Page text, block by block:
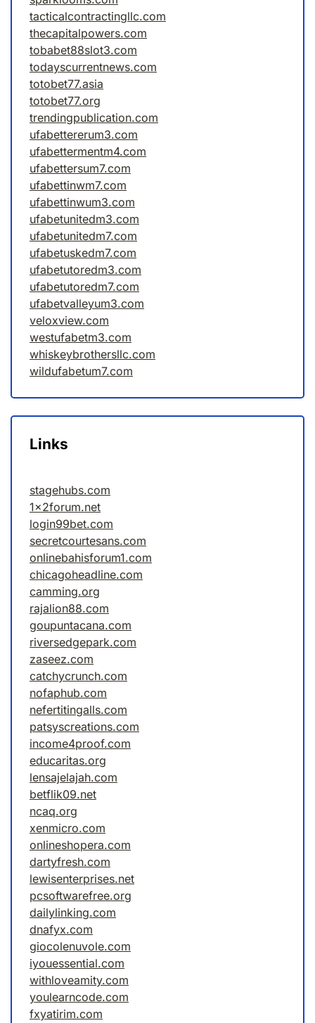
tacticalcontractingllc.com
thecapitalpowers.com
tobabet88slot3.com
todayscurrentnews.com
totobet77.asia
totobet77.org
trendingpublication.com
ufabettererum3.com
ufabettermentm4.com
ufabettersum7.com
ufabettinwm7.com
ufabettinwum3.com
ufabetunitedm3.com
ufabetunitedm7.com
ufabetuskedm7.com
ufabetutoredm3.com
ufabetutoredm7.com
ufabetvalleyum3.com
veloxview.com
westufabetm3.com
whiskeybrothersllc.com
wildufabetum7.com
Links
stagehubs.com
1x2forum.net
login99bet.com
secretcourtesans.com
onlinebahisforum1.com
chicagoheadline.com
camming.org
rajalion88.com
goupuntacana.com
riversedgepark.com
zaseez.com
catchycrunch.com
nofaphub.com
nefertitingalls.com
patsyscreations.com
income4proof.com
educaritas.org
lensajelajah.com
betflik09.net
ncaq.org
xenmicro.com
onlineshopera.com
dartyfresh.com
lewisenterprises.net
pcsoftwarefree.org
dailylinking.com
dnafyx.com
giocolenuvole.com
iyouessential.com
withloveamity.com
youlearncode.com
fxyatirim.com